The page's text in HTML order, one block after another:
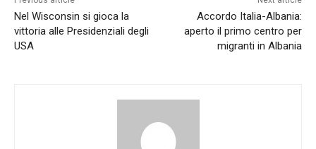
Nel Wisconsin si gioca la
vittoria alle Presidenziali degli
USA
Accordo Italia-Albania:
aperto il primo centro per
migranti in Albania